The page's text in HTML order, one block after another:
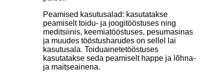
Peamised kasutusalad: kasutatakse
peamiselt toidu- ja joogitööstuses ning
meditsiinis, keemiatööstuses, pesumasinas
ja muudes tööstusharudes on sellel lai
kasutusala. Toiduainetetööstuses
kasutatakse seda peamiselt happe ja lõhna-
ja maitseainena.